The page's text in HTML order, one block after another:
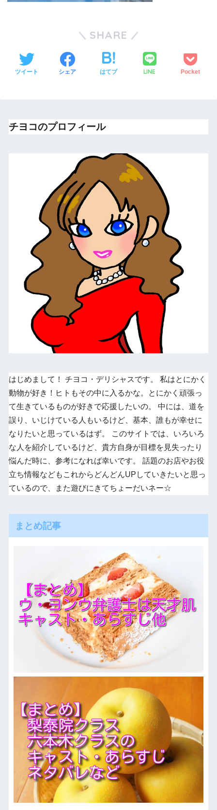
SHARE
ツイート シェア はてブ LINE Pocket
チヨコのプロフィール
はじめまして！ チヨコ・デリシャスです。 私はとにかく
動物が好き！ヒトもその中に入るかな。とにかく頑張っ
て生きているものが好きで応援したいの。 中には、道を
誤り、いじけている人もいるけど、基本、誰もが幸せに
なりたいと思っているはず。 このサイトでは、いろいろ
な人を紹介しているけど、貴方自身が目標を見失ったり
悩んだ時に、参考になれば幸いです。 話題のお店やお役
立ち情報などもこれからどんどんUPしていきたいと思っ
ているので、また遊びにきてちょーだいネー☆
まとめ記事